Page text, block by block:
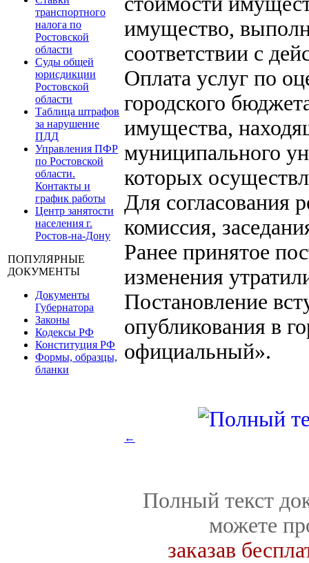
транспортного
налога по
Ростовской
области
Суды общей
юрисдикции
Ростовской
области
Таблица штрафов
за нарушение
ПДД
Управления ПФР
по Ростовской
области.
Контакты и
график работы
Центр занятости
населения г.
Ростов-на-Дону
ПОПУЛЯРНЫЕ
ДОКУМЕНТЫ
Документы
Губернатора
Законы
Кодексы РФ
Конституция РФ
Формы, образцы,
бланки
имущество,
соответствии с
Оплата услуг по
городского
имущества,
муниципального
которых
Для согласования
комиссия,
Ранее принятое
изменения
Постановление
опубликования в
официальный».
←
Полный текст
можете
заказав